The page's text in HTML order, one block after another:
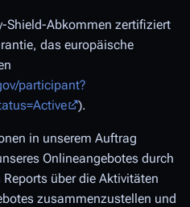
Shield-Abkommen zertifiziert
das europäische
participant?
).
in unserem Auftrag
Onlineangebotes durch
über die Aktivitäten
zusammenzustellen und